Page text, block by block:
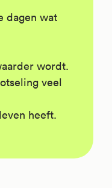
dagen wat
wordt.
veel
heeft.